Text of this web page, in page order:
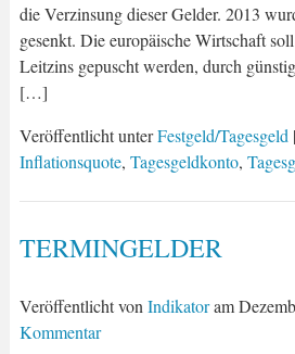
die Verzinsung dieser Gelder. 2013
gesenkt. Die europäische Wirtschaft
Leitzins gepuscht werden, durch
[…]
Veröffentlicht unterFestgeld/Tagesgeld
Inflationsquote, Tagesgeldkonto,
TERMINGELDER
Veröffentlicht von Indikatoram
Kommentar